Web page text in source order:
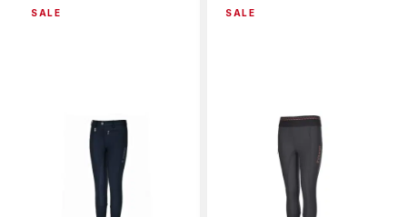
SALE SALE